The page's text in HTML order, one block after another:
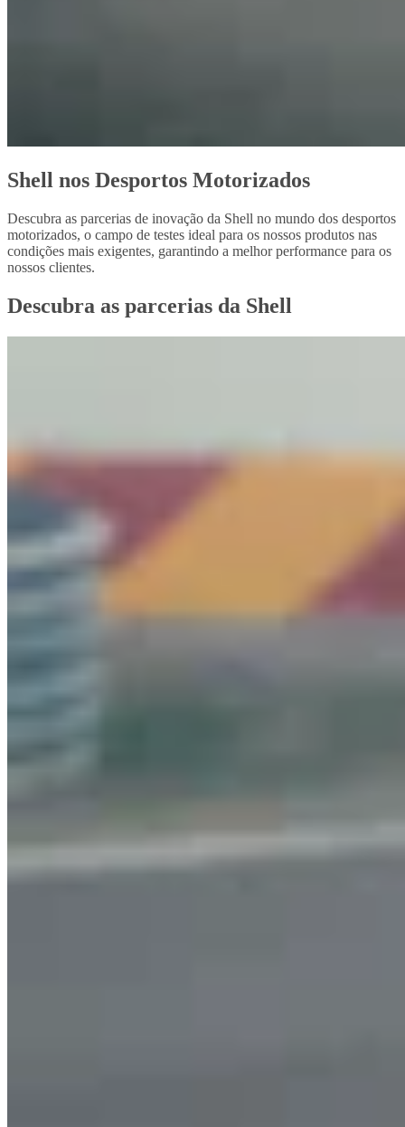
Shell nos Desportos Motorizados​
Descubra as parcerias de inovação da Shell no mundo dos desportos
motorizados, o campo de testes ideal para os nossos produtos nas
condições mais exigentes, garantindo a melhor performance para os
nossos clientes.
Descubra as parcerias da Shell